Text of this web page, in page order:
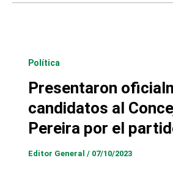
Política
Presentaron
candidatos al
Pereira por el
Editor General / 07/10/2023